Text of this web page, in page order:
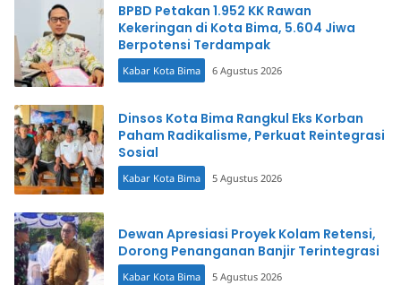
BPBD Petakan 1.952 KK Rawan
Kekeringan di Kota Bima, 5.604 Jiwa
Berpotensi Terdampak
Kabar Kota Bima 6 Agustus 2026
Dinsos Kota Bima Rangkul Eks Korban
Paham Radikalisme, Perkuat Reintegrasi
Sosial
Kabar Kota Bima 5 Agustus 2026
Dewan Apresiasi Proyek Kolam Retensi,
Dorong Penanganan Banjir Terintegrasi
Kabar Kota Bima 5 Agustus 2026